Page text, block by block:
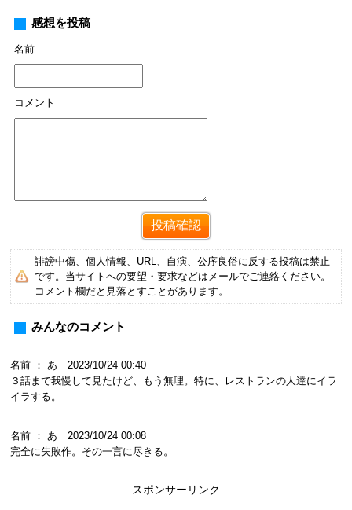
感想を投稿
名前
コメント
誹謗中傷、個人情報、URL、自演、公序良俗に反する投稿は禁止
です。当サイトへの要望・要求などはメールでご連絡ください。
コメント欄だと見落とすことがあります。
みんなのコメント
名前 ： あ 2023/10/24 00:40
３話まで我慢して見たけど、もう無理。特に、レストランの人達にイラ
イラする。
名前 ： あ 2023/10/24 00:08
完全に失敗作。その一言に尽きる。
スポンサーリンク